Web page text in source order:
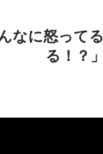
なに怒って
る！？」